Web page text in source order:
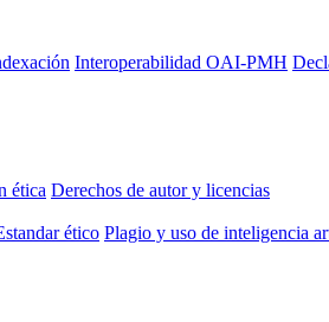
Interoperabilidad OAI-PMH
ética Derechos de autor y licencias
ético Plagio y uso de inteligencia